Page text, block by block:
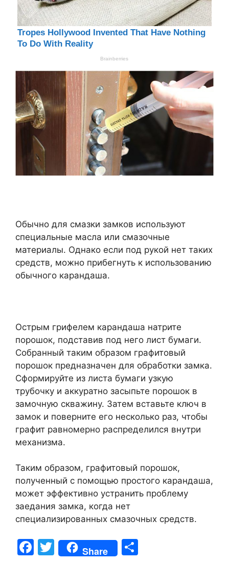
Обычно для смазки замков используют
специальные масла или смазочные
материалы. Однако если под рукой нет таких
средств, можно прибегнуть к использованию
обычного карандаша.
Острым грифелем карандаша натрите
порошок, подставив под него лист бумаги.
Собранный таким образом графитовый
порошок предназначен для обработки замка.
Сформируйте из листа бумаги узкую
трубочку и аккуратно засыпьте порошок в
замочную скважину. Затем вставьте ключ в
замок и поверните его несколько раз, чтобы
графит равномерно распределился внутри
механизма.
Таким образом, графитовый порошок,
полученный с помощью простого карандаша,
может эффективно устранить проблему
заедания замка, когда нет
специализированных смазочных средств.
F
T
Share